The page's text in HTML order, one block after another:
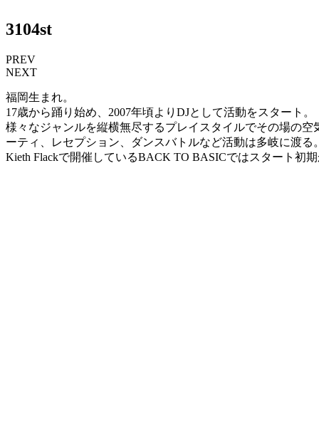
3104st
PREV
NEXT
福岡生まれ。
17歳から踊り始め、2007年頃よりDJとして活動をスタート。
様々なジャンルを縦横無尽するプレイスタイルでその場の
ーティ、レセプション、ダンスバトルなど活動は多岐に渡る
Kieth Flackで開催しているBACK TO BASICではスタート初